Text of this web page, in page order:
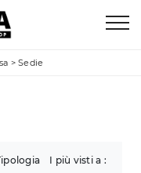
>Sedie
I più visti a :